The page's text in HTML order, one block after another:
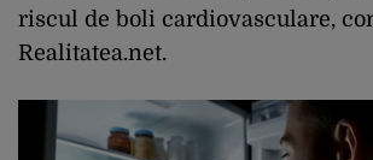
riscul de boli cardiovasculare,
Realitatea.net.